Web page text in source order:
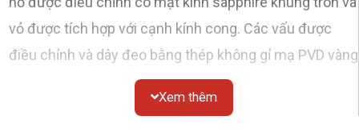
vỏ được tích hợp với cạnh kính cong. Các vấu được
điều chỉnh và dây đeo bằng thép không gỉ mạ PVD vàng
bóng với các mối nối giữa bằng gốm công nghệ cao
màu đen hoàn thiện vẻ ngoài tổng thể của chiếc đồng
Xem thêm